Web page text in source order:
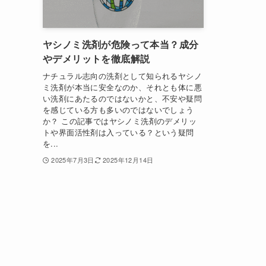
ヤシノミ洗剤が危険って本当？成分
やデメリットを徹底解説
ナチュラル志向の洗剤として知られるヤシノ
ミ洗剤が本当に安全なのか、それとも体に悪
い洗剤にあたるのではないかと、不安や疑問
を感じている方も多いのではないでしょう
か？ この記事ではヤシノミ洗剤のデメリッ
トや界面活性剤は入っている？という疑問
を...
2025年7月3日 2025年12月14日